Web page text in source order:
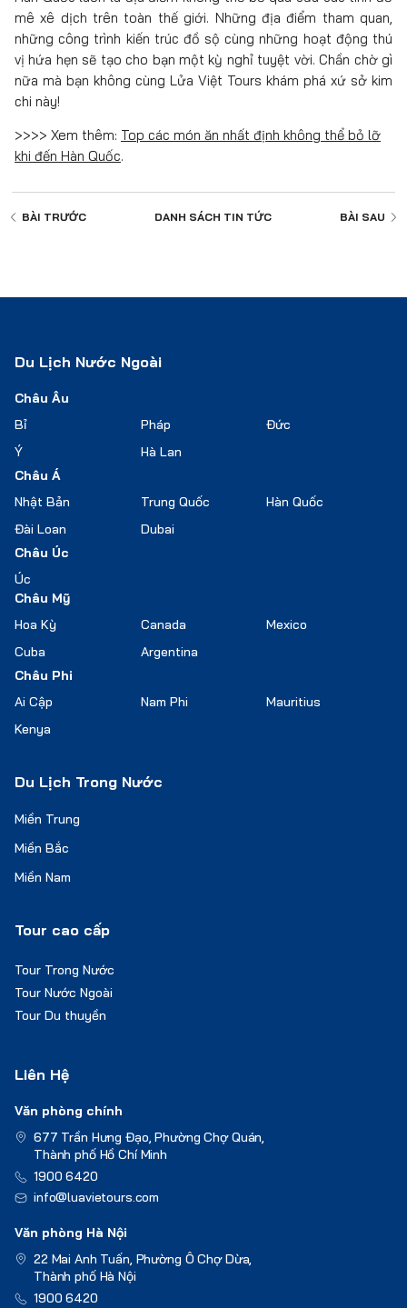
mê xê dịch trên toàn thế giới. Những địa điểm tham quan,
những công trình kiến trúc đồ sộ cùng những hoạt động thú
vị hứa hẹn sẽ tạo cho bạn một kỳ nghỉ tuyệt vời. Chần chờ gì
nữa mà bạn không cùng Lửa Việt Tours khám phá xứ sở kim
chi này!
>>>> Xem thêm: Top các món ăn nhất định không thể bỏ lỡ
khi đến Hàn Quốc.
BÀI TRƯỚC DANH SÁCH TIN TỨC BÀI SAU
Du Lịch Nước Ngoài
Châu Âu
Bỉ
Pháp
Đức
Ý
Hà Lan
Châu Á
Nhật Bản
Trung Quốc
Hàn Quốc
Đài Loan
Dubai
Châu Úc
Úc
Châu Mỹ
Hoa Kỳ
Canada
Mexico
Cuba
Argentina
Châu Phi
Ai Cập
Nam Phi
Mauritius
Kenya
Du Lịch Trong Nước
Miền Trung
Miền Bắc
Miền Nam
Tour cao cấp
Tour Trong Nước
Tour Nước Ngoài
Tour Du thuyền
Liên Hệ
Văn phòng chính
677 Trần Hưng Đạo, Phường Chợ Quán,
Thành phố Hồ Chí Minh
1900 6420
info@luavietours.com
Văn phòng Hà Nội
22 Mai Anh Tuấn, Phường Ô Chợ Dừa,
Thành phố Hà Nội
1900 6420